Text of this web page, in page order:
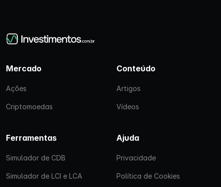
Mercado
Ações
Criptomoedas
Conteúdo
Artigos
Vídeos
Ferramentas
Simulador de CDB
Simulador de LCI e LCA
Ajuda
Privacidade
Política de Cookies